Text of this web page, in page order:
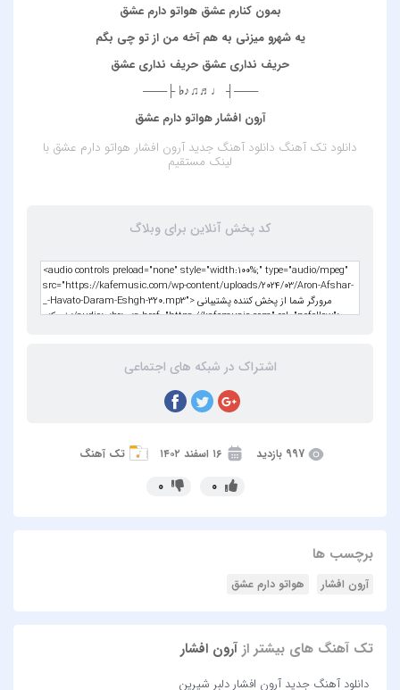
بمون کنارم عشق هواتو دارم عشق
یه شهرو میزنی به هم آخه من از تو چی بگم
حریف نداری عشق حریف نداری عشق
───┤ ♩♬♫♪♭ ├───
آرون افشار هواتو دارم عشق
دانلود تک آهنگدانلود آهنگ جدید آرون افشار هواتو دارم عشقبا
لینک مستقیم
کد پخش آنلاین برای وبلاگ
اشتراک در شبکه های اجتماعی
997 بازدید ۱۶ اسفند ۱۴۰۲ تک آهنگ
برچسب ها
آرون افشار هواتو دارم عشق
تک آهنگ های بیشتر از آرون افشار
دانلود آهنگ جدید آرون افشار دلبر شیرین